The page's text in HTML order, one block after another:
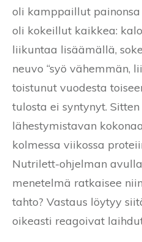
oli kamppaillut
oli kokeillut kaikkea:
liikuntaa lisäämällä,
neuvo “syö vähemmän,
toistunut vuodesta
tulosta ei syntynyt.
lähestymistavan
kolmessa viikossa
Nutrilett-ohjelman
menetelmä ratkaisee
tahto? Vastaus löytyy
oikeasti reagoivat